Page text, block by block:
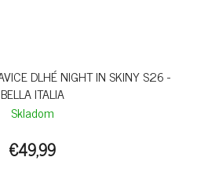
DLHÉ NIGHT IN SKINY S26 -
BELLA ITALIA
Skladom
€49,99